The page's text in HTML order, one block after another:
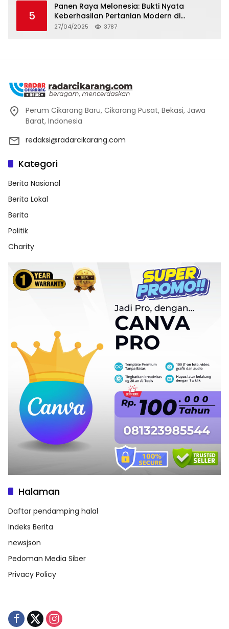
5
Panen Raya Melonesia: Bukti Nyata
Keberhasilan Pertanian Modern di
Kabupaten Bekasi
27/04/2025 3787
Perum Cikarang Baru, Cikarang Pusat, Bekasi, Jawa
Barat, Indonesia
redaksi@radarcikarang.com
Kategori
Berita Nasional
Berita Lokal
Berita
Politik
Charity
Halaman
Daftar pendamping halal
Indeks Berita
newsjson
Pedoman Media Siber
Privacy Policy